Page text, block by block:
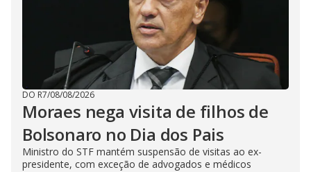
DO R7/08/08/2026
Moraes nega visita de filhos de
Bolsonaro no Dia dos Pais
Ministro do STF mantém suspensão de visitas ao ex-
presidente, com exceção de advogados e médicos